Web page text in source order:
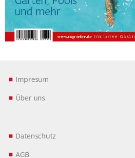
Impresum
Über uns
Datenschutz
AGB